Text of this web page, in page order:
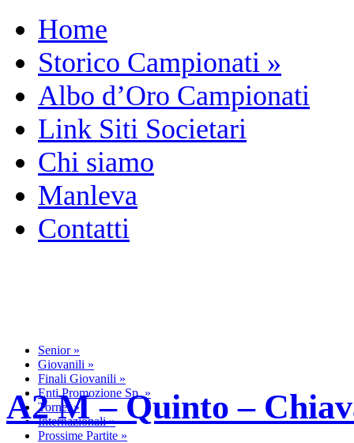
Home
Storico Campionati »
Albo d’Oro Campionati
Link Siti Societari
Chi siamo
Manleva
Contatti
Senior»
Giovanili »
Finali Giovanili »
Enti Promozione Sp.»
Tornei»
Internazionali»
Prossime Partite »
A2 M – Quinto –